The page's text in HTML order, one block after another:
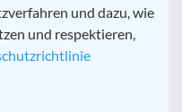
und dazu, wie
und respektieren,